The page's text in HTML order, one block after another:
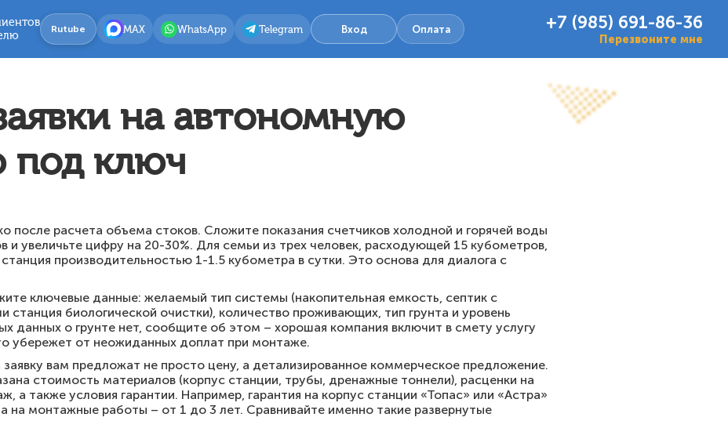
+7 (985) 691-86-36
Перезвоните мне
Rutube MAX WhatsApp Telegram Вход Оплата
на автономную
под ключ
после расчета объема стоков. Сложите показания счетчиков холодной и горячей воды
и увеличьте цифру на 20-30%. Для семьи из трех человек, расходующей 15 кубометров,
производительностью 1-1.5 кубометра в сутки. Это основа для диалога с
ключевые данные: желаемый тип системы (накопительная емкость, септик с
станция биологической очистки), количество проживающих, тип грунта и уровень
данных о грунте нет, сообщите об этом – хорошая компания включит в смету услугу
убережет от неожиданных доплат при монтаже.
вам предложат не просто цену, а детализированное коммерческое предложение.
стоимость материалов (корпус станции, трубы, дренажные тоннели), расценки на
а также условия гарантии. Например, гарантия на корпус станции «Топас» или «Астра»
на монтажные работы – от 1 до 3 лет. Сравнивайте именно такие развернутые